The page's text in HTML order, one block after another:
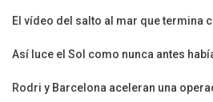
El vídeo del salto al mar que termina
Así luce el Sol como nunca antes
Rodri y Barcelona aceleran una